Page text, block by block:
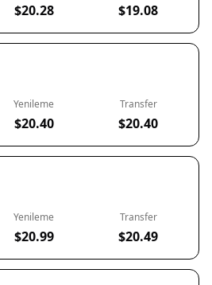
$20.28 $19.08
Yenileme
$20.40
Transfer
$20.40
Yenileme
$20.99
Transfer
$20.49